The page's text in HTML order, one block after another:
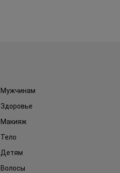
Мужчинам
Здоровье
Макияж
Тело
Детям
Волосы